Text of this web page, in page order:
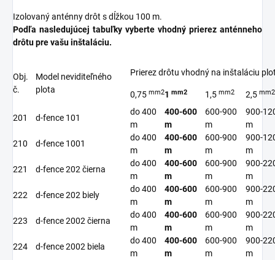
Izolovaný anténny drôt s dĺžkou 100 m.
Podľa nasledujúcej tabuľky vyberte vhodný prierez anténneho
drôtu pre vašu inštaláciu.
Obj.
č.
Model neviditeľného
plota
Prierez drôtu vhodný na inštaláciu
0,75 mm21 mm2 1,5 mm2 2,5 mm2
201 d-fence 101
do 400
m
400-600
m
600-900
m
900-
m
210
d-fence 1001
do 400
m
400-600
m
600-900
m
900-
m
221
d-fence 202 čierna
do 400
m
400-600
m
600-900
m
900-
m
222
d-fence 202 biely
do 400
m
400-600
m
600-900
m
900-
m
223
d-fence 2002 čierna
do 400
m
400-600
m
600-900
m
900-
m
224
d-fence 2002 biela
do 400
m
400-600
m
600-900
m
900-
m